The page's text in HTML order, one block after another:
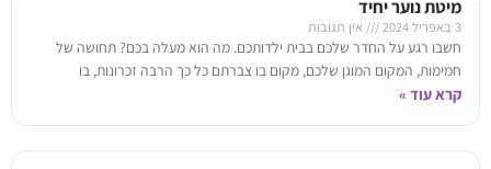
מיטת נוער יחיד
3 באפריל 2024 אין תגובות
חשבו רגע על החדר שלכם בבית ילדותכם. מה הוא מעלה בכם? תחושה של
חמימות, המקום המוגן שלכם, מקום בו צברתם כל כך הרבה זכרונות, בו
קרא עוד »